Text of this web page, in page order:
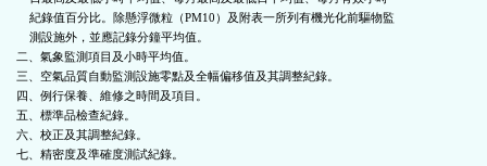
二、氣象監測項目及小時平均值。
三、空氣品質自動監測設施零點及全幅偏移值及其調整紀錄。
四、例行保養、維修之時間及項目。
五、標準品檢查紀錄。
六、校正及其調整紀錄。
七、精密度及準確度測試紀錄。